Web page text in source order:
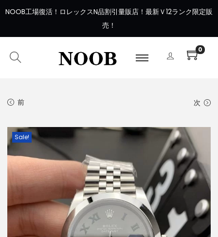
NOOB工場復活 ！ ロレックスN品割引量販店！最新Ｖ12ランク限定販
売！
0
前 次
Sale!